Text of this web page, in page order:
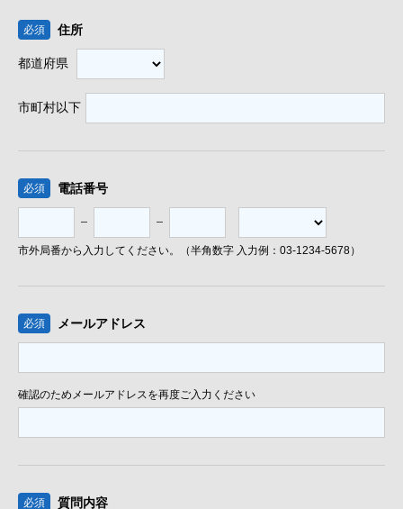
必須 住所
都道府県
市町村以下
必須 電話番号
市外局番から入力してください。（半角数字 入力例：03-1234-5678）
必須 メールアドレス
確認のためメールアドレスを再度ご入力ください
必須 質問内容